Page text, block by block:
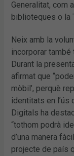
Generalitat, com
biblioteques o la
Neix amb la
incorporar
Durant la
afirmat que
mòbil’, perquè
identitats en l’ús
Digitals ha
“tothom podrà
d’una manera
projecte de país